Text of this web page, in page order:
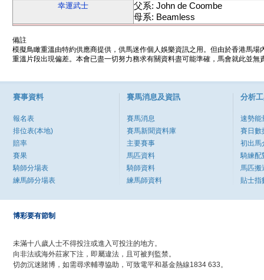
幸運武士
父系: John de Coombe
母系: Beamless
備註
模擬鳥瞰重溫由特約供應商提供，供馬迷作個人娛樂資訊之用。但由於香港馬
重溫片段出現偏差。本會已盡一切努力務求有關資料盡可能準確，馬會就此並
賽事資料
報名表
排位表(本地)
賠率
賽果
騎師分場表
練馬師分場表
賽馬消息及資訊
賽馬消息
賽馬新聞資料庫
主要賽事
馬匹資料
騎師資料
練馬師資料
分析
速勢能
賽日數
初出馬
騎練配
馬匹搬
貼士指
博彩要有節制
未滿十八歲人士不得投注或進入可投注的地方。
向非法或海外莊家下注，即屬違法，且可被判監禁。
切勿沉迷賭博，如需尋求輔導協助，可致電平和基金熱線1834 633。